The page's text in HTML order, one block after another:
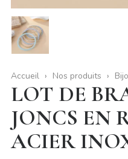
Accueil Nos produits
LOT DE
JONCS EN
ACIER